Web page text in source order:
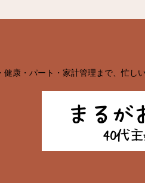
康・パート・家計管理まで、忙し